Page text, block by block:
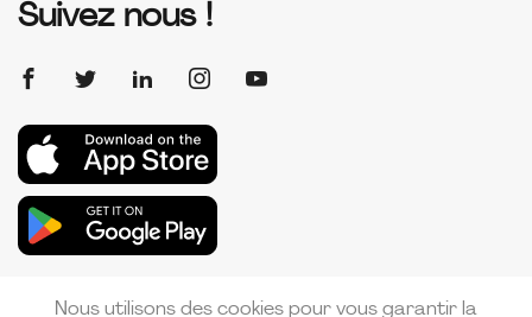
Suivez nous !
Nous utilisons des cookies pour vous garantir la